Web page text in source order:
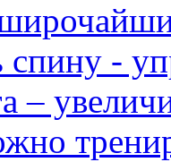
спину -
–